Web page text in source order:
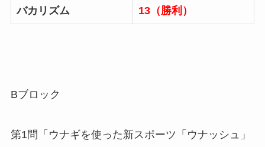
バカリズム 13（勝利）
Bブロック
第1問「ウナギを使った新スポーツ「ウナッシュ」